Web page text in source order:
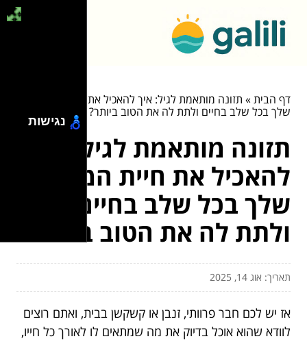
דף הבית» תזונה מותאמת לגיל: איך להאכיל את חיית המחמד
שלך בכל שלב בחיים ולתת לה את הטוב ביותר?
תזונה מותאמת לגיל: איך
להאכיל את חיית המחמד
שלך בכל שלב בחיים
ולתת לה את הטוב ביותר?
תאריך: אוג 14, 2025
אז יש לכם חבר פרוותי, זנבן או קשקשן בבית, ואתם רוצים
לוודא שהוא אוכל בדיוק את מה שמתאים לו לאורך כל חייו,
נגישות